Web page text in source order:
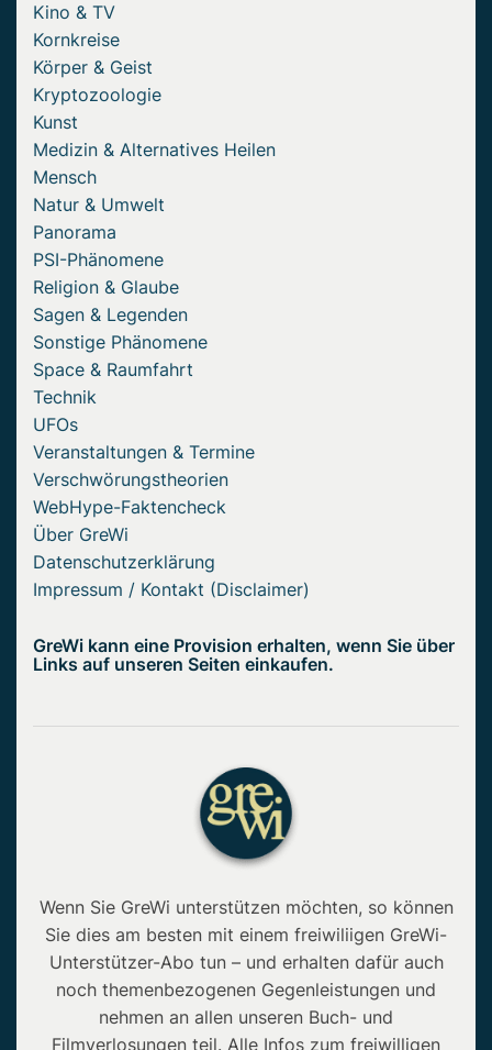
Kino & TV
Kornkreise
Körper & Geist
Kryptozoologie
Kunst
Medizin & Alternatives Heilen
Mensch
Natur & Umwelt
Panorama
PSI-Phänomene
Religion & Glaube
Sagen & Legenden
Sonstige Phänomene
Space & Raumfahrt
Technik
UFOs
Veranstaltungen & Termine
Verschwörungstheorien
WebHype-Faktencheck
Über GreWi
Datenschutzerklärung
Impressum / Kontakt (Disclaimer)
GreWi kann eine Provision erhalten, wenn Sie über
Links auf unseren Seiten einkaufen.
Wenn Sie GreWi unterstützen möchten, so können
Sie dies am besten mit einem freiwiliigen GreWi-
Unterstützer-Abo tun – und erhalten dafür auch
noch themenbezogenen Gegenleistungen und
nehmen an allen unseren Buch- und
Filmverlosungen teil. Alle Infos zum freiwilligen